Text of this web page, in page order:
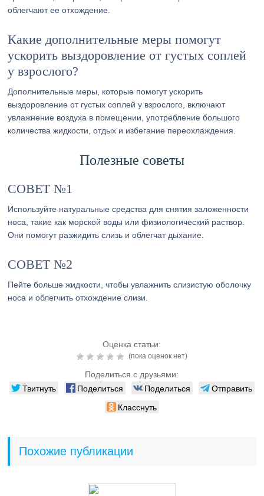
облегчают ее отхождение.
Какие дополнительные меры помогут
ускорить выздоровление от густых соплей
у взрослого?
Дополнительные меры, которые помогут ускорить
выздоровление от густых соплей у взрослого, включают
увлажнение воздуха в помещении, употребление большого
количества жидкости, отдых и избегание переохлаждения.
Полезные советы
СОВЕТ №1
Используйте натуральные средства для снятия заложенности
носа, такие как морской воды или физиологический раствор.
Они помогут разжидить слизь и облегчат дыхание.
СОВЕТ №2
Пейте больше жидкости, чтобы увлажнить слизистую оболочку
носа и облегчить отхождение слизи.
Оценка статьи:
(пока оценок нет)
Поделиться с друзьями:
Твитнуть Поделиться Поделиться
Отправить
Класснуть
Похожие публикации